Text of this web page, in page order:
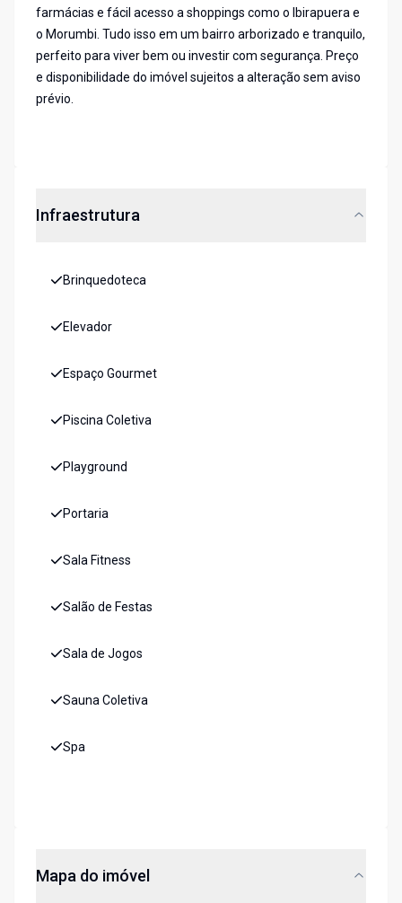
farmácias e fácil acesso a shoppings como o Ibirapuera e
o Morumbi. Tudo isso em um bairro arborizado e tranquilo,
perfeito para viver bem ou investir com segurança. Preço
e disponibilidade do imóvel sujeitos a alteração sem aviso
prévio.
Infraestrutura
Brinquedoteca
Elevador
Espaço Gourmet
Piscina Coletiva
Playground
Portaria
Sala Fitness
Salão de Festas
Sala de Jogos
Sauna Coletiva
Spa
Mapa do imóvel